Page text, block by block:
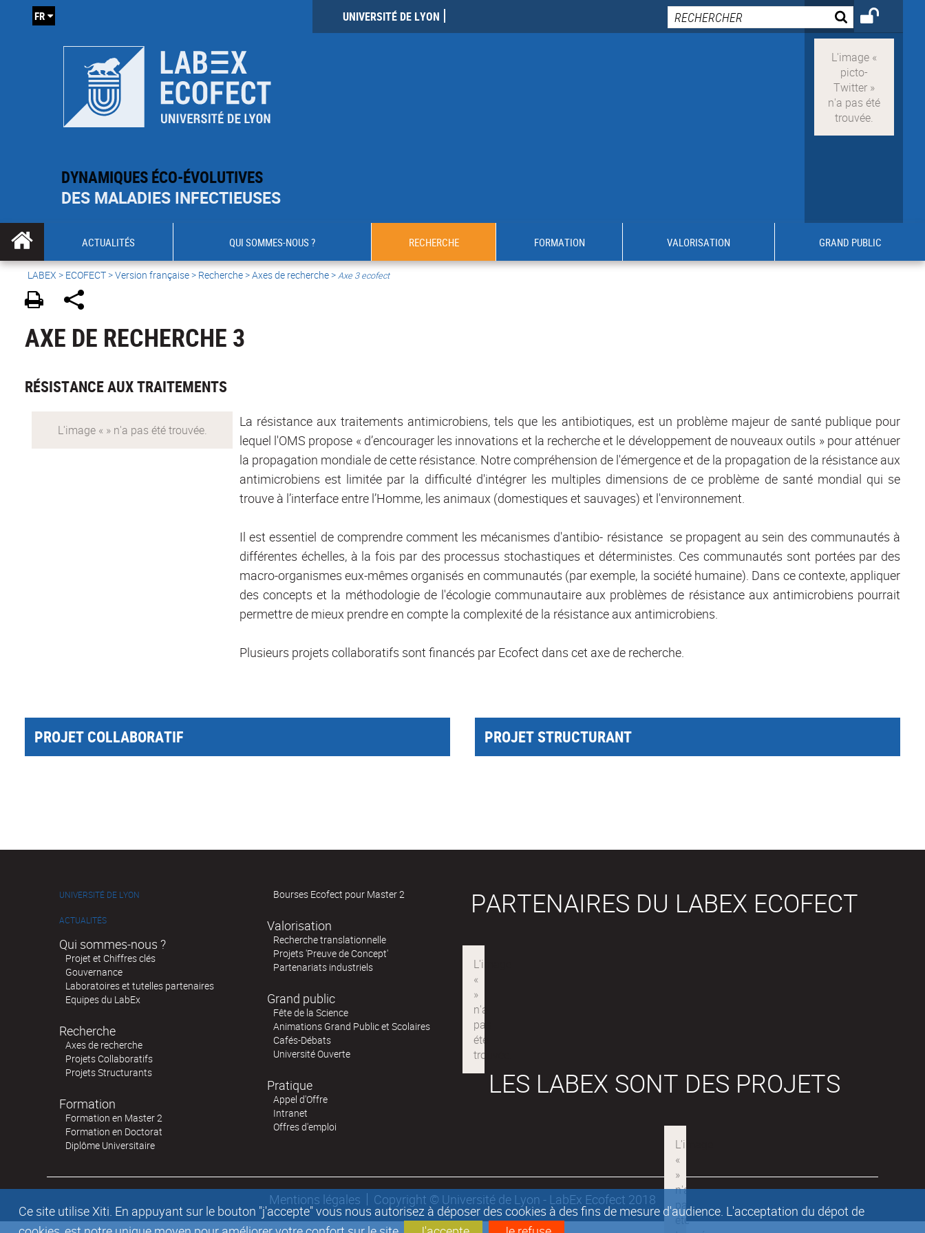
Ce site utilise Xiti. En appuyant sur le bouton "j'accepte" vous nous autorisez à déposer des cookies à des fins de mesure d'audience. L'acceptation du dépot de
DYNAMIQUES ÉCO-ÉVOLUTIVES
DES MALADIES INFECTIEUSES
UNIVERSITÉ DE LYON
FR
ACTUALITÉS QUI SOMMES-NOUS ? RECHERCHE FORMATION VALORISATION GRAND PUBLIC
LABEX > ECOFECT>Version française> Recherche > Axes de recherche >Axe 3 ecofect
AXE DE RECHERCHE 3
RÉSISTANCE AUX TRAITEMENTS
La résistance aux traitements antimicrobiens, tels que les antibiotiques, est un problème majeur de santé publique pour
lequel l'OMS propose « d’encourager les innovations et la recherche et le développement de nouveaux outils » pour atténuer
la propagation mondiale de cette résistance. Notre compréhension de l'émergence et de la propagation de la résistance aux
antimicrobiens est limitée par la difficulté d'intégrer les multiples dimensions de ce problème de santé mondial qui se
trouve à l’interface entre l’Homme, les animaux (domestiques et sauvages) et l'environnement.
Il est essentiel de comprendre comment les mécanismes d'antibio- résistance se propagent au sein des communautés à
différentes échelles, à la fois par des processus stochastiques et déterministes. Ces communautés sont portées par des
macro-organismes eux-mêmes organisés en communautés (par exemple, la société humaine). Dans ce contexte, appliquer
des concepts et la méthodologie de l'écologie communautaire aux problèmes de résistance aux antimicrobiens pourrait
permettre de mieux prendre en compte la complexité de la résistance aux antimicrobiens.
Plusieurs projets collaboratifs sont financés par Ecofect dans cet axe de recherche.
PROJET COLLABORATIF PROJET STRUCTURANT
UNIVERSITÉ DE LYON
ACTUALITÉS
Qui sommes-nous ?
Projet et Chiffres clés
Gouvernance
Laboratoires et tutelles partenaires
Equipes du LabEx
Recherche
Axes de recherche
Projets Collaboratifs
Projets Structurants
Formation
Formation en Master 2
Formation en Doctorat
Diplôme Universitaire
Bourses Ecofect pour Master 2
Valorisation
Recherche translationnelle
Projets 'Preuve de Concept'
Partenariats industriels
Grand public
Fête de la Science
Animations Grand Public et Scolaires
Cafés-Débats
Université Ouverte
Pratique
Appel d'Offre
Intranet
Offres d'emploi
PARTENAIRES DU LABEX ECOFECT
LES LABEX SONT DES PROJETS
Mentions légales Copyright © Université de Lyon - LabEx Ecofect 2018